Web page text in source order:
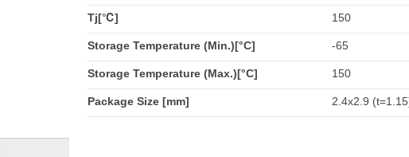
Tj[℃] 150
Storage Temperature (Min.)[°C] -65
Storage Temperature (Max.)[°C] 150
Package Size [mm] 2.4x2.9